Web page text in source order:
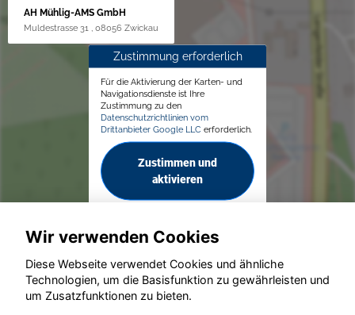
AH Mühlig-AMS GmbH
Muldestrasse 31 , 08056 Zwickau
Zustimmung erforderlich
Für die Aktivierung der Karten- und
Navigationsdienste ist Ihre
Zustimmung zu den
Datenschutzrichtlinien vom
Drittanbieter Google LLC erforderlich.
Zustimmen und
aktivieren
© konjunkturmotor.de GmbH 2020 - 2026
Wir verwenden Cookies
Diese Webseite verwendet Cookies und ähnliche
Technologien, um die Basisfunktion zu gewährleisten und
um Zusatzfunktionen zu bieten.